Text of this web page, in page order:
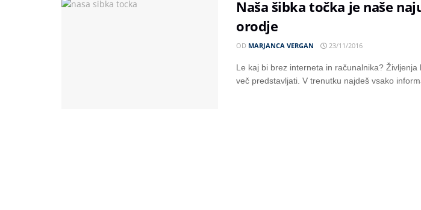
Naša šibka točka je naše
orodje
OD MARJANCA VERGAN 23/11/2016
Le kaj bi brez interneta in računalnika? Življenja
več predstavljati. V trenutku najdeš vsako